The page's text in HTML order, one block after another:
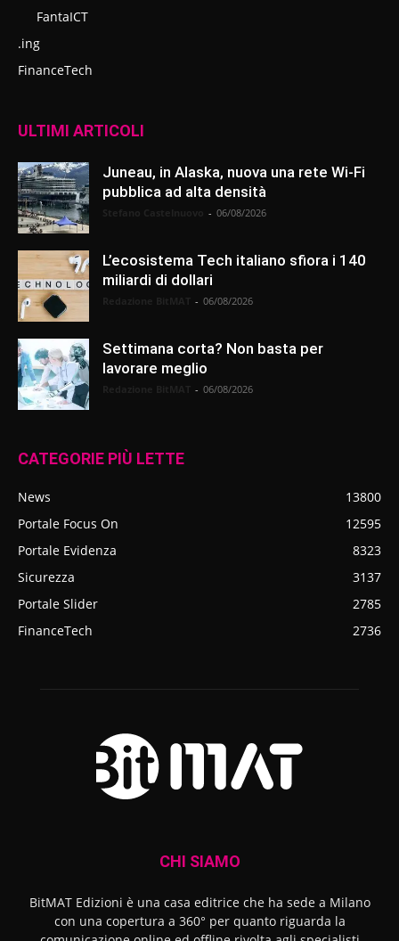
FantaICT
.ing
FinanceTech
ULTIMI ARTICOLI
Juneau, in Alaska, nuova una rete Wi-Fi
pubblica ad alta densità
- 06/08/2026
L’ecosistema Tech italiano sfiora i 140
miliardi di dollari
- 06/08/2026
Settimana corta? Non basta per
lavorare meglio
- 06/08/2026
CATEGORIE PIÙ LETTE
News
13800
Portale Focus On
12595
Portale Evidenza
8323
Sicurezza
3137
Portale Slider
2785
FinanceTech
2736
CHI SIAMO
BitMAT Edizioni è una casa editrice che ha sede a Milano
con una copertura a 360° per quanto riguarda la